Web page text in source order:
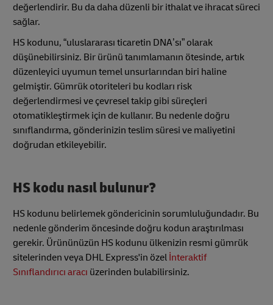
değerlendirir. Bu da daha düzenli bir ithalat ve ihracat süreci
sağlar.
HS kodunu, “uluslararası ticaretin DNA’sı” olarak
düşünebilirsiniz. Bir ürünü tanımlamanın ötesinde, artık
düzenleyici uyumun temel unsurlarından biri haline
gelmiştir. Gümrük otoriteleri bu kodları risk
değerlendirmesi ve çevresel takip gibi süreçleri
otomatikleştirmek için de kullanır. Bu nedenle doğru
sınıflandırma, gönderinizin teslim süresi ve maliyetini
doğrudan etkileyebilir.
HS kodu nasıl bulunur?
HS kodunu belirlemek göndericinin sorumluluğundadır. Bu
nedenle gönderim öncesinde doğru kodun araştırılması
gerekir. Ürününüzün HS kodunu ülkenizin resmi gümrük
sitelerinden veya DHL Express'in özel İnteraktif
Sınıflandırıcı aracı üzerinden bulabilirsiniz.